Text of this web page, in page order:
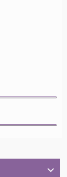
